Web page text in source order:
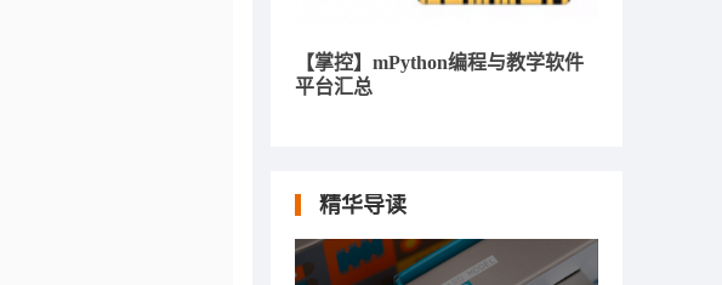
【掌控】mPython编程与教学软件
平台汇总
精华导读